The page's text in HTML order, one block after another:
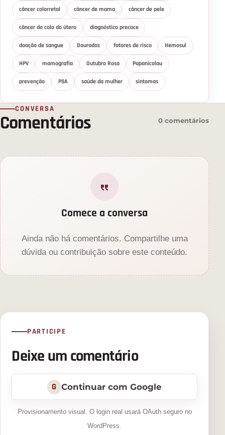
câncer colorretal câncer de mama câncer de pele
câncer do colo do útero diagnóstico precoce
doação de sangue Dourados fatores de risco Hemosul
HPV mamografia Outubro Rosa Papanicolau
prevenção PSA saúde da mulher sintomas
CONVERSA
Comentários 0 comentários
Comece a conversa
Ainda não há comentários. Compartilhe uma
dúvida ou contribuição sobre este conteúdo.
PARTICIPE
Deixe um comentário
G Continuar com Google
Provisionamento visual. O login real usará OAuth seguro no
WordPress.